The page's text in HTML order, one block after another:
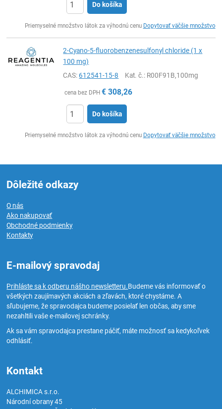
Do košíka
Priemyselné množstvo látok za výhodnú cenu Dopytovať väčšie množstvo
2-Cyano-5-fluorobenzenesulfonyl chloride (1 x
100 mg)
CAS:612541-15-8 Kat. č.: R00F91B,100mg
cena bez DPH € 308,26
Do košíka
Priemyselné množstvo látok za výhodnú cenu Dopytovať väčšie množstvo
Dôležité odkazy
O nás
Ako nakupovať
Obchodné podmienky
Kontakty
E-mailový spravodaj
Prihláste sa k odberu nášho newsletteru.Budeme vás informovať o
všetkých zaujímavých akciách a zľavách, ktoré chystáme. A
sľubujeme, že spravodajca budeme posielať len občas, aby sme
nezahltili vaše e-mailovej schránky.
Ak sa vám spravodajca prestane páčiť, máte možnosť sa kedykoľvek
odhlásiť.
Kontakt
ALCHIMICA s.r.o.
Národní obrany 45